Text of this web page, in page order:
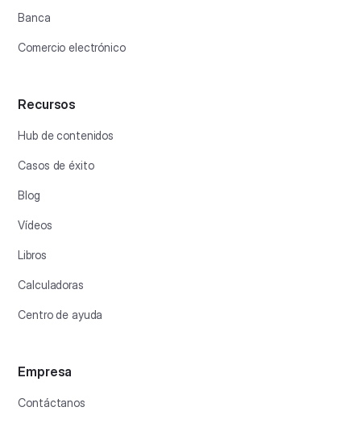
Banca
Comercio electrónico
Recursos
Hub de contenidos
Casos de éxito
Blog
Vídeos
Libros
Calculadoras
Centro de ayuda
Empresa
Contáctanos